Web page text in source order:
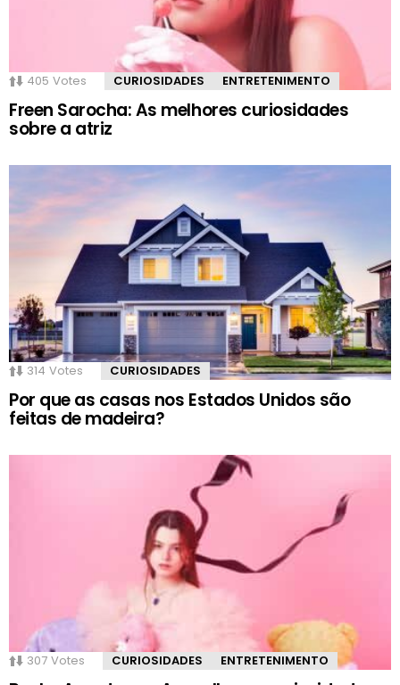
405 Votes CURIOSIDADES ENTRETENIMENTO
Freen Sarocha: As melhores curiosidades
sobre a atriz
314 Votes CURIOSIDADES
Por que as casas nos Estados Unidos são
feitas de madeira?
307 Votes CURIOSIDADES ENTRETENIMENTO